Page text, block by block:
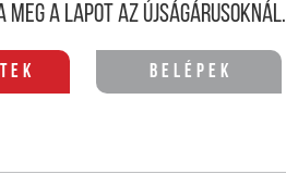
meg a lapot az újságárusoknál.
Belépek